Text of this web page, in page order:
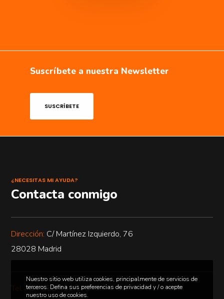
Suscríbete a nuestra Newsletter
SUSCRÍBETE
¿NECESITAS MI AYUDA?
Contacta conmigo
Dirección: C/ Martínez Izquierdo, 76
28028 Madrid
+34 658 432 173
Nuestro sitio web utiliza cookies, principalmente de servicios de
terceros. Defina sus preferencias de privacidad y / o acepte
nuestro uso de cookies.